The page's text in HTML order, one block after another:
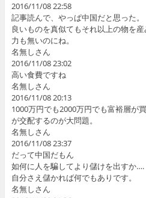
2016/11/08 22:58
記事読んで、やっぱ中国だと思った。
良いものを真似てもそれ以上の物を
力も無いのにね。
名無しさん
2016/11/08 23:02
高い食費ですね
名無しさん
2016/11/08 20:13
1000万円でも2000万円でも富裕層が
が交配するのが大問題。
名無しさん
2016/11/08 23:37
だって中国だもん
如何に人を騙してより儲けを出すか….
自分さえ儲かれば何でもありです。
名無しさん